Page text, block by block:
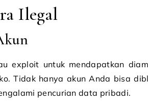
Ilegal
exploit untuk mendapatkan
Tidak hanya akun Anda bisa
pencurian data pribadi.